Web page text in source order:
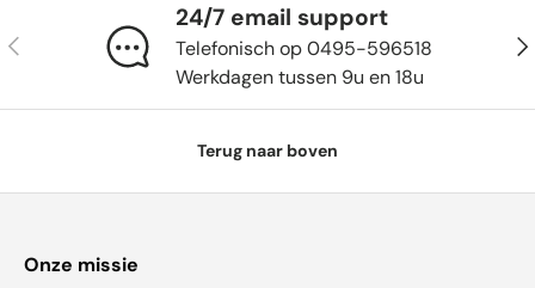
Vorige
24/7 email support
Telefonisch op 0495-596518
Werkdagen tussen 9u en 18u
Terug naar boven
Onze missie